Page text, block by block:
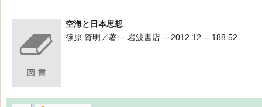
空海と日本思想
篠原 資明／著 -- 岩波書店 -- 2012.12 -- 188.52